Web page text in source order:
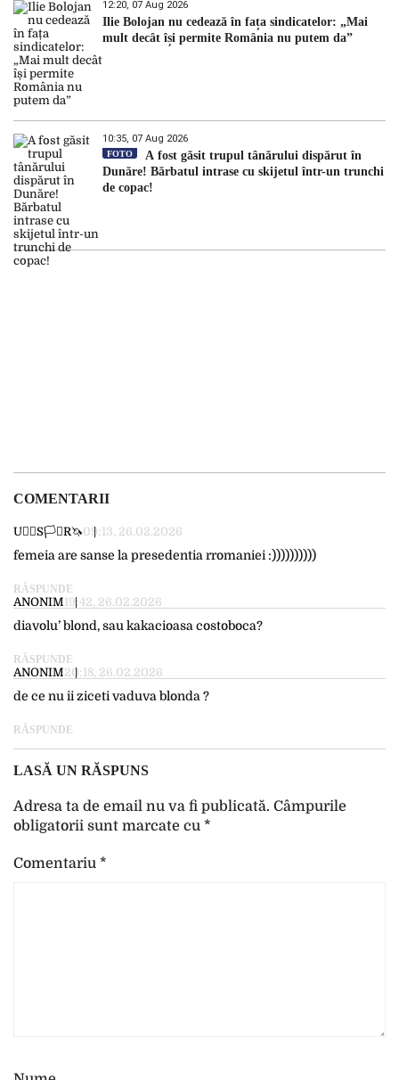
12:20, 07 Aug 2026
Ilie Bolojan nu cedează în fața sindicatelor: „Mai
mult decât își permite România nu putem da”
10:35, 07 Aug 2026
FOTO
A fost găsit trupul tânărului dispărut în
Dunăre! Bărbatul intrase cu skijetul într-un trunchi
de copac!
COMENTARII
U🏳️‍🌈S🏳️‍⚧️R🦄09:13, 26.02.2026
femeia are sanse la presedentia rromaniei :))))))))))
RĂSPUNDE
ANONIM19:42, 26.02.2026
diavolu’ blond, sau kakacioasa costoboca?
RĂSPUNDE
ANONIM20:18, 26.02.2026
de ce nu ii ziceti vaduva blonda ?
RĂSPUNDE
LASĂ UN RĂSPUNS
Adresa ta de email nu va fi publicată. Câmpurile
obligatorii sunt marcate cu *
Comentariu *